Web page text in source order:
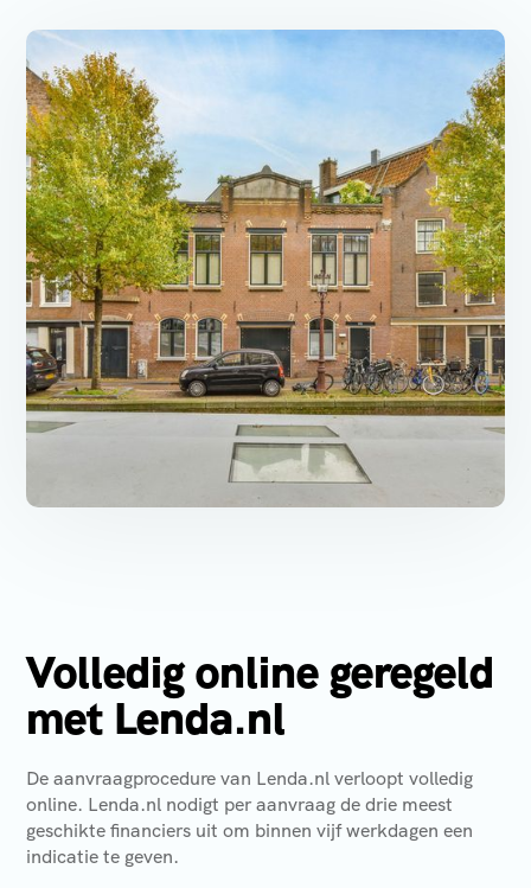
Volledig online geregeld
met Lenda.nl
De aanvraagprocedure van Lenda.nl verloopt volledig
online. Lenda.nl nodigt per aanvraag de drie meest
geschikte financiers uit om binnen vijf werkdagen een
indicatie te geven.